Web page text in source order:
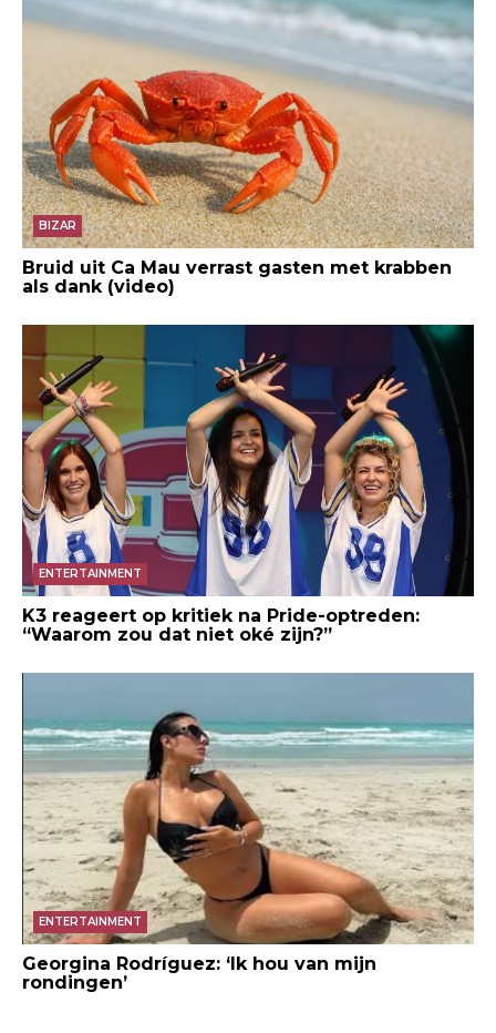
BIZAR
Bruid uit Ca Mau verrast gasten met krabben
als dank (video)
ENTERTAINMENT
K3 reageert op kritiek na Pride-optreden:
“Waarom zou dat niet oké zijn?”
ENTERTAINMENT
Georgina Rodríguez: ‘Ik hou van mijn
rondingen’